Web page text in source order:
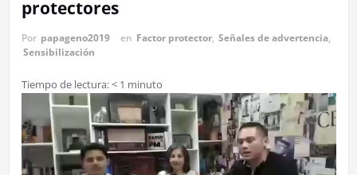
protectores
Por papageno2019 en Factor protector, Señales de advertencia,
Sensibilización
Tiempo de lectura:< 1 minuto